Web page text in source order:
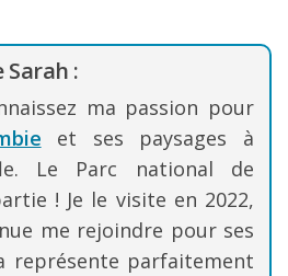
Sarah :
ma passion pour
et ses paysages à
Le Parc national de
! Je le visite en 2022,
me rejoindre pour ses
représente parfaitement